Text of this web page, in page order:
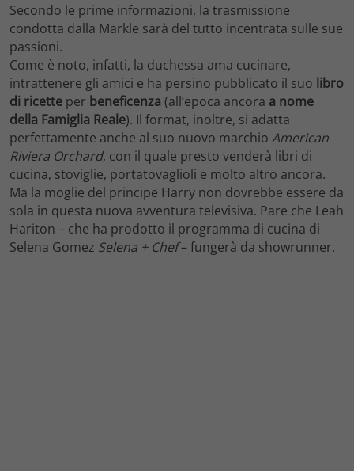
Secondo le prime informazioni, la trasmissione
condotta dalla Markle sarà del tutto incentrata sulle sue
passioni.
Come è noto, infatti, la duchessa ama cucinare,
intrattenere gli amici e ha persino pubblicato il suo libro
di ricette per beneficenza (all’epoca ancora a nome
della Famiglia Reale). Il format, inoltre, si adatta
perfettamente anche al suo nuovo marchio American
Riviera Orchard, con il quale presto venderà libri di
cucina, stoviglie, portatovaglioli e molto altro ancora.
Ma la moglie del principe Harry non dovrebbe essere da
sola in questa nuova avventura televisiva. Pare che Leah
Hariton – che ha prodotto il programma di cucina di
Selena Gomez Selena + Chef– fungerà da showrunner.